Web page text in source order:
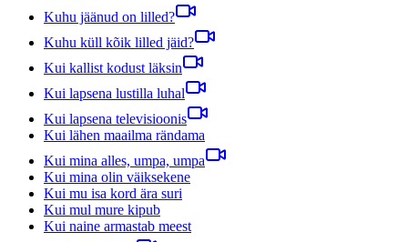
Kuhu jäänud on lilled?
Kuhu küll kõik lilled jäid?
Kui kallist kodust läksin
Kui lapsena lustilla luhal
Kui lapsena televisioonis
Kui lähen maailma rändama
Kui mina alles, umpa, umpa
Kui mina olin väiksekene
Kui mu isa kord ära suri
Kui mul mure kipub
Kui naine armastab meest